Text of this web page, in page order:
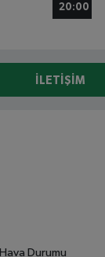
20:00
İLETIŞIM
Durumu